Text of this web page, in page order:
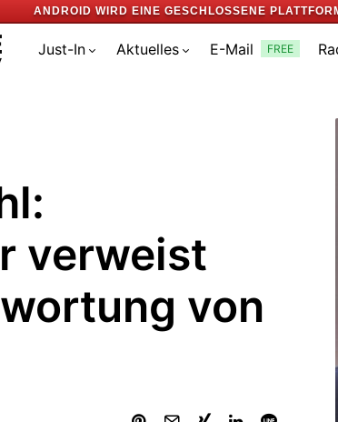
ANDROID WIRD EINE GESCHLOSSENE
Just-In Aktuelles E-Mail FREE
verweist
von